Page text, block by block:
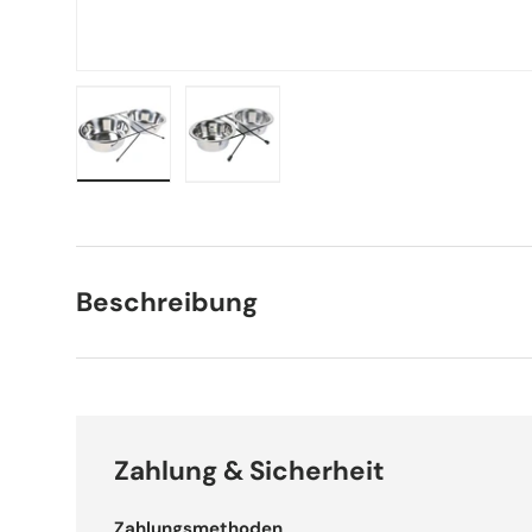
Beschreibung
Zahlung & Sicherheit